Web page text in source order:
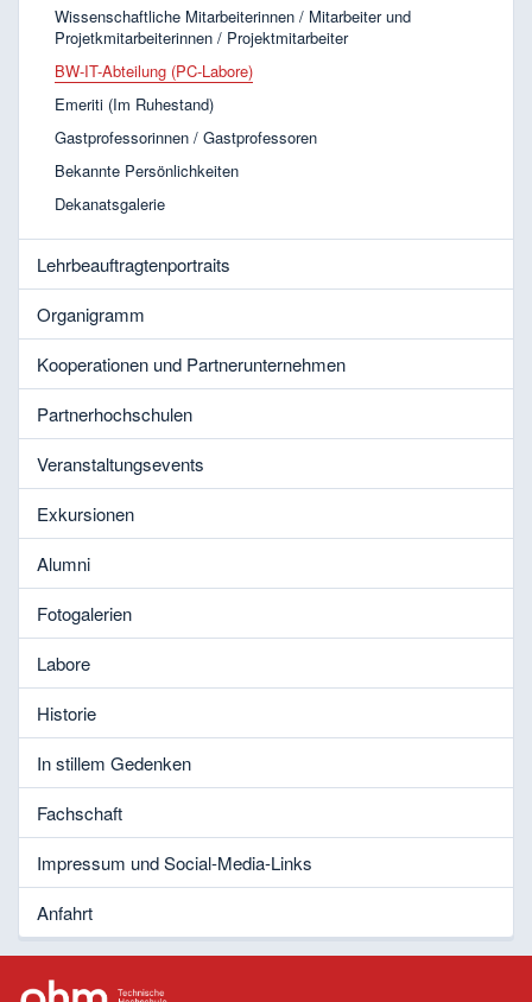
Wissenschaftliche Mitarbeiterinnen / Mitarbeiter und
Projetkmitarbeiterinnen / Projektmitarbeiter
BW-IT-Abteilung (PC-Labore)
Emeriti (Im Ruhestand)
Gastprofessorinnen / Gastprofessoren
Bekannte Persönlichkeiten
Dekanatsgalerie
Lehrbeauftragtenportraits
Organigramm
Kooperationen und Partnerunternehmen
Partnerhochschulen
Veranstaltungsevents
Exkursionen
Alumni
Fotogalerien
Labore
Historie
In stillem Gedenken
Fachschaft
Impressum und Social-Media-Links
Anfahrt